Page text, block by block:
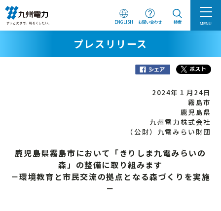
ENGLISH お問い合わせ 検索 MENU
プレスリリース
2024年１月24日
霧島市
鹿児島県
九州電力株式会社
（公財）九電みらい財団
鹿児島県霧島市において「きりしま九電みらいの
森」の整備に取り組みます
－環境教育と市民交流の拠点となる森づくりを実施
－